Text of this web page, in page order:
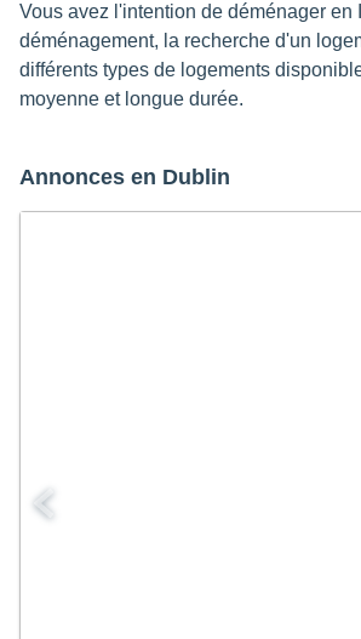
Vous avez l'intention de déménager
déménagement, la recherche d'un
différents types de logements
moyenne et longue durée.
Annonces en Dublin